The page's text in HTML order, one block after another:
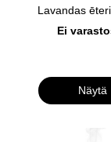
Lavandas
Ei
Näytä